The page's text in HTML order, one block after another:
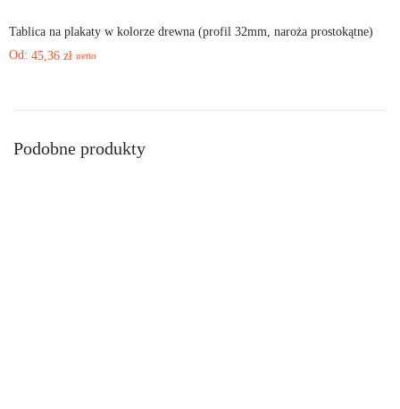
Tablica na plakaty w kolorze drewna (profil 32mm, naroża prostokątne)
Od: 45,36 zł netto
Podobne produkty